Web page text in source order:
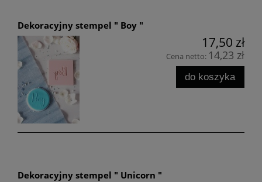
Dekoracyjny stempel " Boy "
17,50 zł
Cena netto: 14,23 zł
do koszyka
Dekoracyjny stempel " Unicorn "